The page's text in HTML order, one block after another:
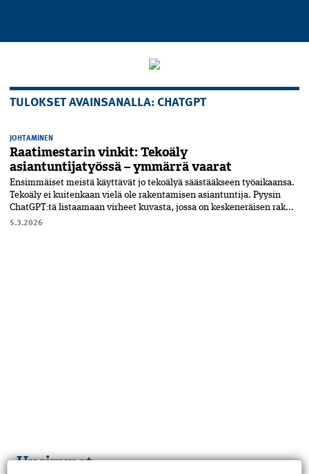
TULOKSET AVAINSANALLA: CHATGPT
JOHTAMINEN
Raatimestarin vinkit: Tekoäly
asiantuntijatyössä – ymmärrä vaarat
Ensimmäiset meistä käyttävät jo tekoälyä säästääkseen työaikaansa.
T­ekoäly ei kuitenkaan vielä ole rakentamisen asiantuntija. Pyysin
ChatGPT:tä listaamaan virheet kuvas­ta, jossa on keskeneräisen rak...
5.3.2026
Uusimmat